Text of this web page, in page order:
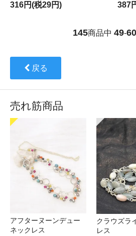
316円(税29円)
387
145商品中 49-60
戻る
売れ筋商品
アフターヌーンデュー
ネックレス
クラウズラ
レス